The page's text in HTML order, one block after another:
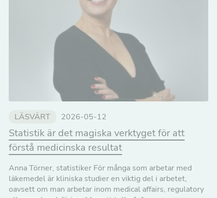
LÄSVÄRT 2026-05-12
Statistik är det magiska verktyget för att
förstå medicinska resultat
Anna Törner, statistiker För många som arbetar med
läkemedel är kliniska studier en viktig del i arbetet,
oavsett om man arbetar inom medical affairs, regulatory